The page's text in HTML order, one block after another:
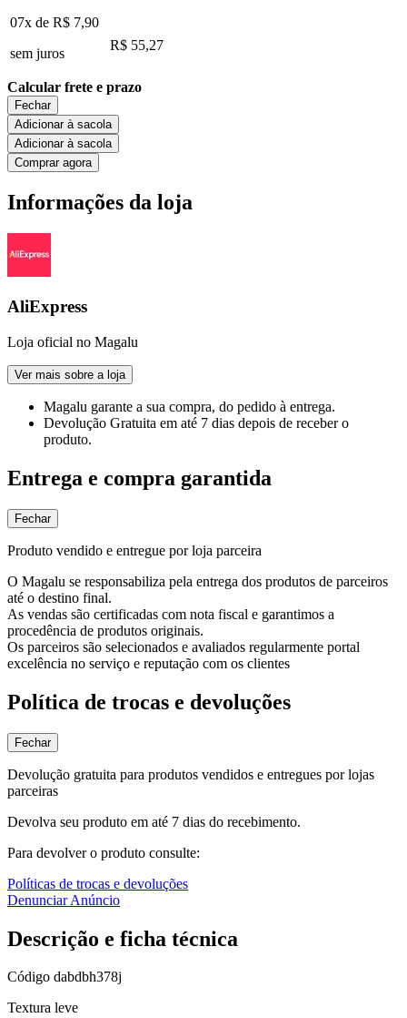
07x de R$ 7,90
sem juros
R$ 55,27
Calcular frete e prazo
Fechar
Adicionar à sacola
Adicionar à sacola
Comprar agora
Informações da loja
AliExpress
Loja oficial no Magalu
Ver mais sobre a loja
Magalu garante a sua compra, do pedido à entrega.
Devolução Gratuita em até 7 dias depois de receber o
produto.
Entrega e compra garantida
Fechar
Produto vendido e entregue por loja parceira
O Magalu se responsabiliza pela entrega dos produtos de parceiros
até o destino final.
As vendas são certificadas com nota fiscal e garantimos a
procedência de produtos originais.
Os parceiros são selecionados e avaliados regularmente portal
excelência no serviço e reputação com os clientes
Política de trocas e devoluções
Fechar
Devolução gratuita para produtos vendidos e entregues por lojas
parceiras
Devolva seu produto em até 7 dias do recebimento.
Para devolver o produto consulte:
Políticas de trocas e devoluções
Denunciar Anúncio
Descrição e ficha técnica
Código dabdbh378j
Textura leve